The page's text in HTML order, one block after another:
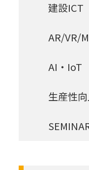
建設ICT
AR/VR/
AI・IoT
生産性